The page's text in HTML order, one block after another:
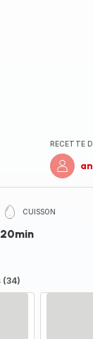
RECETTE
CUISSON
20min